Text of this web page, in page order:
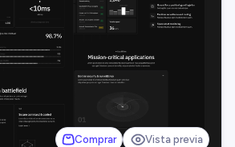
Comprar Vista previa